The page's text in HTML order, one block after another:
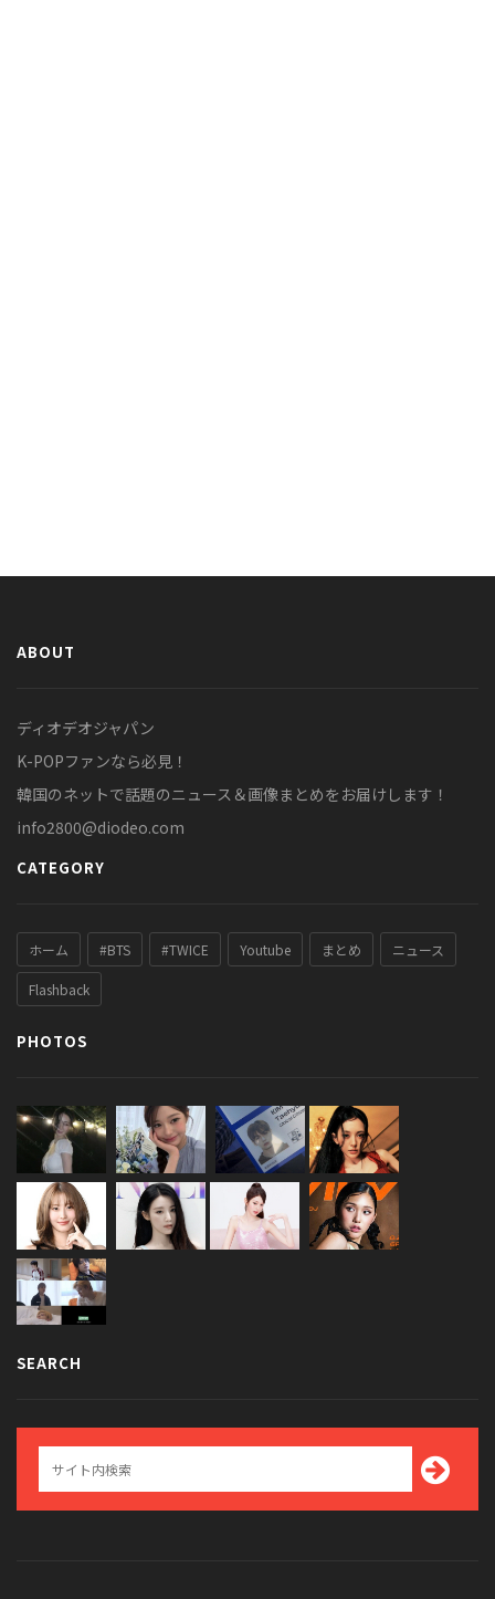
ABOUT
ディオデオジャパン
K-POPファンなら必見！
韓国のネットで話題のニュース＆画像まとめをお届けします！
info2800@diodeo.com
CATEGORY
ホーム #BTS #TWICE Youtube まとめ ニュース
Flashback
PHOTOS
SEARCH